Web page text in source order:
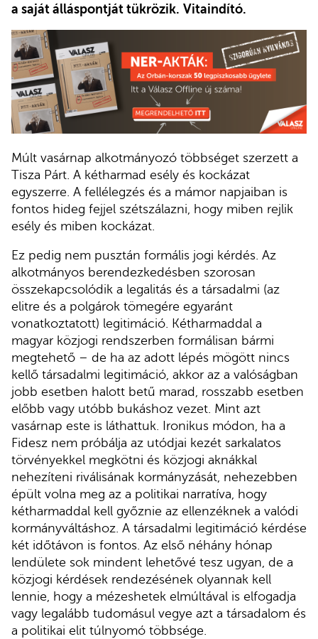
a saját álláspontját tükrözik. Vitaindító.
Múlt vasárnap alkotmányozó többséget szerzett a
Tisza Párt. A kétharmad esély és kockázat
egyszerre. A fellélegzés és a mámor napjaiban is
fontos hideg fejjel szétszálazni, hogy miben rejlik
esély és miben kockázat.
Ez pedig nem pusztán formális jogi kérdés. Az
alkotmányos berendezkedésben szorosan
összekapcsolódik a legalitás és a társadalmi (az
elitre és a polgárok tömegére egyaránt
vonatkoztatott) legitimáció. Kétharmaddal a
magyar közjogi rendszerben formálisan bármi
megtehető – de ha az adott lépés mögött nincs
kellő társadalmi legitimáció, akkor az a valóságban
jobb esetben halott betű marad, rosszabb esetben
előbb vagy utóbb bukáshoz vezet. Mint azt
vasárnap este is láthattuk. Ironikus módon, ha a
Fidesz nem próbálja az utódjai kezét sarkalatos
törvényekkel megkötni és közjogi aknákkal
nehezíteni riválisának kormányzását, nehezebben
épült volna meg az a politikai narratíva, hogy
kétharmaddal kell győznie az ellenzéknek a valódi
kormányváltáshoz. A társadalmi legitimáció kérdése
két időtávon is fontos. Az első néhány hónap
lendülete sok mindent lehetővé tesz ugyan, de a
közjogi kérdések rendezésének olyannak kell
lennie, hogy a mézeshetek elmúltával is elfogadja
vagy legalább tudomásul vegye azt a társadalom és
a politikai elit túlnyomó többsége.